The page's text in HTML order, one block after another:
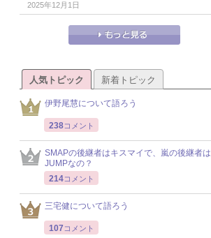
2025年12月1日
人気トピック 新着トピック
伊野尾慧について語ろう
238コメント
SMAPの後継者はキスマイで、嵐の後継者は
JUMPなの？
214コメント
三宅健について語ろう
107 コメント